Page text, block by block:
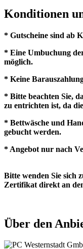
Konditionen
* Gutscheine sind ab
* Eine Umbuchung
möglich.
* Keine
* Bitte beachten Sie,
zu entrichten ist, da
* Bettwäsche und
gebucht werden.
* Angebot nur nach
Bitte wenden Sie sich
Zertifikat direkt an
Über den